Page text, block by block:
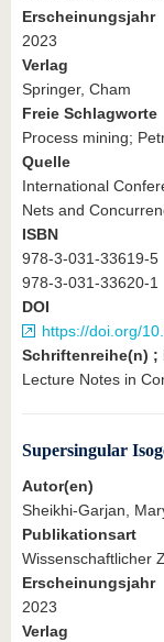
Erscheinungsjahr
2023
Verlag
Springer, Cham
Freie Schlagworte
Process mining;
Quelle
International
Nets and
ISBN
978-3-031-33619-5
978-3-031-33620-1
DOI
https://doi.org/
Schriftenreihe(n) ;
Lecture Notes in
Supersingular
Autor(en)
Sheikhi‐Garjan,
Publikationsart
Wissenschaftlicher
Erscheinungsjahr
2023
Verlag